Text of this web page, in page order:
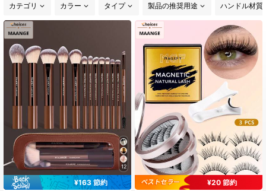
カテゴリ カラー タイプ 製品の推奨用途 ハンドル材質
12
¥163 節約
#3 ベストセラー
アルミニウム ブラシセット
¥20 節約